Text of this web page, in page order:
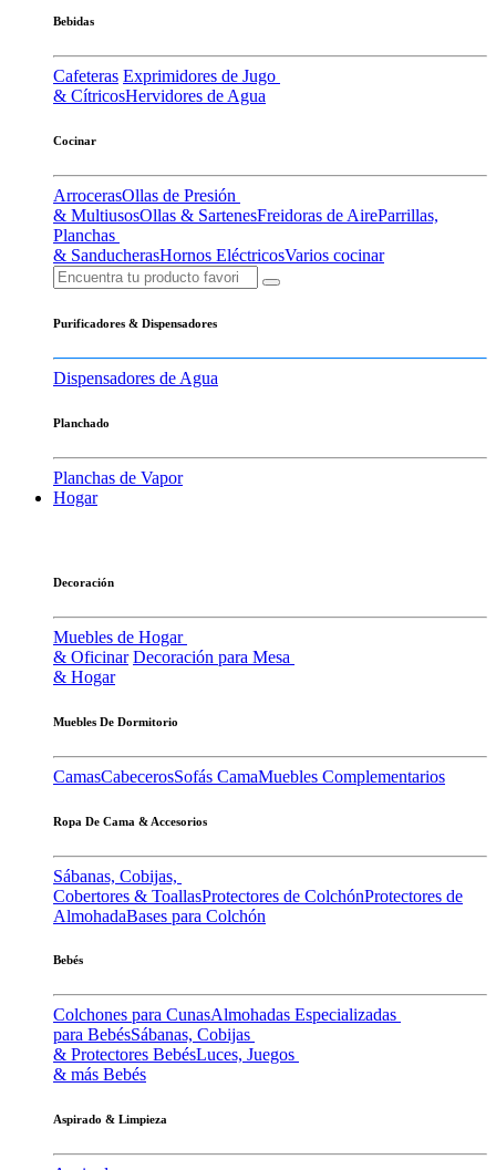
Bebidas
Cafeteras Exprimidores de Jugo
& CítricosHervidores de Agua
Cocinar
ArrocerasOllas de Presión
& MultiusosOllas & SartenesFreidoras de AireParrillas,
Planchas
& SanducherasHornos EléctricosVarios cocinar
Purificadores & Dispensadores
Dispensadores de Agua
Planchado
Planchas de Vapor
Hogar
Decoración
Muebles de Hogar
& Oficinar Decoración para Mesa
& Hogar
Muebles De Dormitorio
CamasCabecerosSofás CamaMuebles Complementarios
Ropa De Cama & Accesorios
Sábanas, Cobijas,
Cobertores & ToallasProtectores de ColchónProtectores de
AlmohadaBases para Colchón
Bebés
Colchones para CunasAlmohadas Especializadas
para BebésSábanas, Cobijas
& Protectores BebésLuces, Juegos
& más Bebés
Aspirado & Limpieza